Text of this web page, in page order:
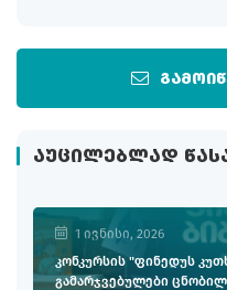
ᲐᲣᲪᲘᲚᲔᲑᲚᲐᲓ
1 ივნისი, 2026
კონკურსის "ფინედუს
გამარჯვებულები